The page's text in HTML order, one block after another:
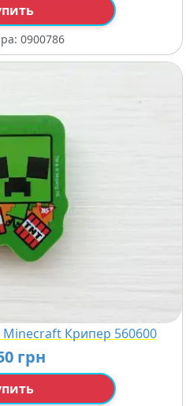
0900786
Minecraft Крипер 560600
грн